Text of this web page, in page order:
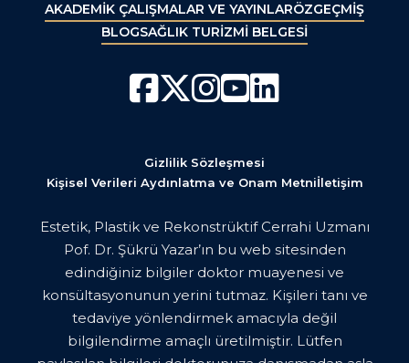
AKADEMİK ÇALIŞMALAR VE YAYINLARÖZGEÇMİŞ
BLOGSAĞLIK TURİZMİ BELGESİ
Gizlilik Sözleşmesi
Kişisel Verileri Aydınlatma ve Onam Metniİletişim
Estetik, Plastik ve Rekonstrüktif Cerrahi Uzmanı
Pof. Dr. Şükrü Yazar’ın bu web sitesinden
edindiğiniz bilgiler doktor muayenesi ve
konsültasyonunun yerini tutmaz. Kişileri tanı ve
tedaviye yönlendirmek amacıyla değil
bilgilendirme amaçlı üretilmiştir. Lütfen